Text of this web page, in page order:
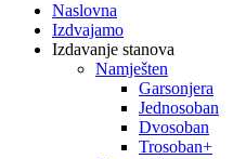
Naslovna
Izdvajamo
Izdavanje stanova
Namješten
Garsonjera
Jednosoban
Dvosoban
Trosoban+